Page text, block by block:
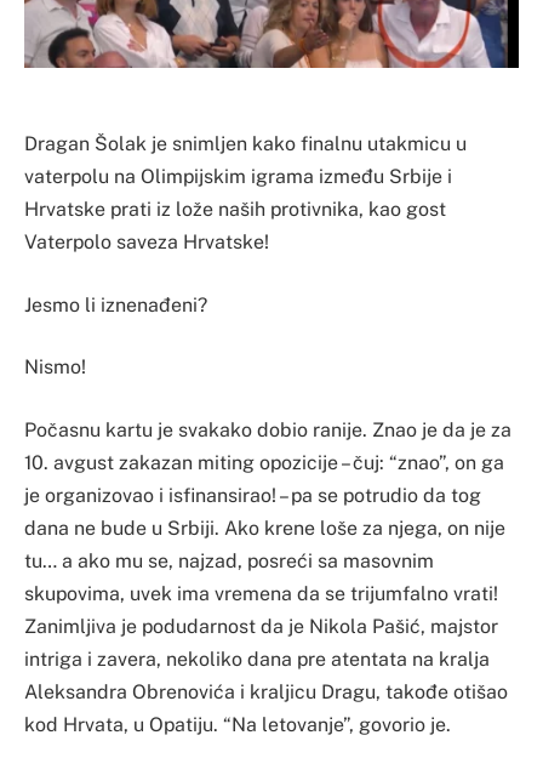
Dragan Šolak je snimljen kako finalnu utakmicu u
vaterpolu na Olimpijskim igrama između Srbije i
Hrvatske prati iz lože naših protivnika, kao gost
Vaterpolo saveza Hrvatske!
Jesmo li iznenađeni?
Nismo!
Počasnu kartu je svakako dobio ranije. Znao je da je za
10. avgust zakazan miting opozicije – čuj: “znao”, on ga
je organizovao i isfinansirao! – pa se potrudio da tog
dana ne bude u Srbiji. Ako krene loše za njega, on nije
tu… a ako mu se, najzad, posreći sa masovnim
skupovima, uvek ima vremena da se trijumfalno vrati!
Zanimljiva je podudarnost da je Nikola Pašić, majstor
intriga i zavera, nekoliko dana pre atentata na kralja
Aleksandra Obrenovića i kraljicu Dragu, takođe otišao
kod Hrvata, u Opatiju. “Na letovanje”, govorio je.